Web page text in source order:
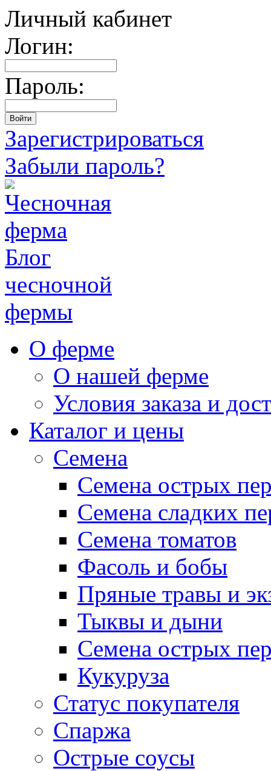
Личный кабинет
Логин:
Пароль:
Зарегистрироваться
Забыли пароль?
Блог
чесночной
фермы
О ферме
О нашей ферме
Условия заказа и
Каталог и цены
Семена
Семена острых
Семена сладких
Семена томатов
Фасоль и бобы
Пряные травы и
Тыквы и дыни
Семена острых
Кукуруза
Статус покупателя
Спаржа
Острые соусы